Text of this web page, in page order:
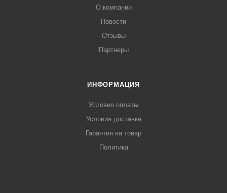
О компании
Новости
Отзывы
Партнеры
ИНФОРМАЦИЯ
Условия оплаты
Условия доставки
Гарантия на товар
Политика